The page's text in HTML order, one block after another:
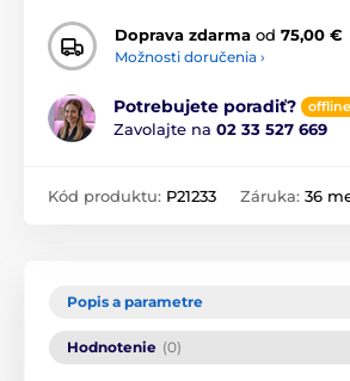
Doprava zdarma od 75,00 €
Možnosti doručenia ›
Potrebujete poradiť? offline
Zavolajte na 02 33 527 669
Kód produktu: P21233 Záruka: 36
Popis a parametre
Hodnotenie (0)